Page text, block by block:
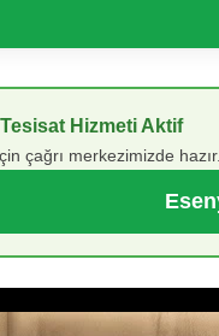
Hizmeti Aktif
çağrı merkezimizde